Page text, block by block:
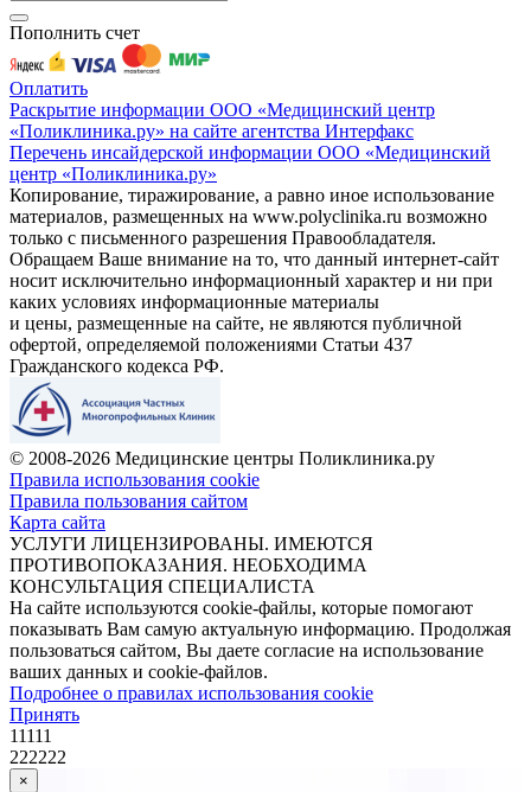
Пополнить счет
Оплатить
Раскрытие информации ООО «Медицинский центр
«Поликлиника.ру» на сайте агентства Интерфакс
Перечень инсайдерской информации ООО «Медицинский
центр «Поликлиника.ру»
Копирование, тиражирование, а равно иное использование
материалов, размещенных на www.polyclinika.ru возможно
только с письменного разрешения Правообладателя.
Обращаем Ваше внимание на то, что данный интернет-сайт
носит исключительно информационный характер и ни при
каких условиях информационные материалы
и цены, размещенные на сайте, не являются публичной
офертой, определяемой положениями Статьи 437
Гражданского кодекса РФ.
© 2008-2026 Медицинские центры Поликлиника.ру
Правила использования cookie
Правила пользования сайтом
Карта сайта
УСЛУГИ ЛИЦЕНЗИРОВАНЫ. ИМЕЮТСЯ
ПРОТИВОПОКАЗАНИЯ. НЕОБХОДИМА
КОНСУЛЬТАЦИЯ СПЕЦИАЛИСТА
На сайте используются cookie-файлы, которые помогают
показывать Вам самую актуальную информацию. Продолжая
пользоваться сайтом, Вы даете согласие на использование
ваших данных и cookie-файлов.
Подробнее о правилах использования cookie
Принять
11111
222222
×